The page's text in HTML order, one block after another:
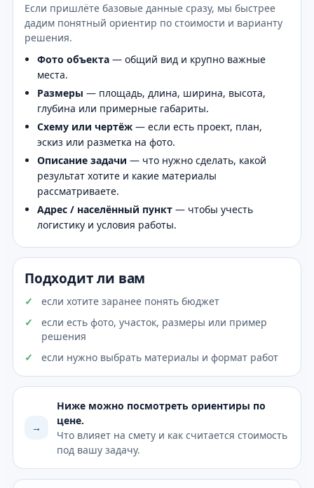
Если пришлёте базовые данные сразу, мы быстрее
дадим понятный ориентир по стоимости и варианту
решения.
Фото объекта — общий вид и крупно важные
места.
Размеры — площадь, длина, ширина, высота,
глубина или примерные габариты.
Схему или чертёж — если есть проект, план,
эскиз или разметка на фото.
Описание задачи — что нужно сделать, какой
результат хотите и какие материалы
рассматриваете.
Адрес / населённый пункт — чтобы учесть
логистику и условия работы.
Подходит ли вам
если хотите заранее понять бюджет
если есть фото, участок, размеры или пример
решения
если нужно выбрать материалы и формат работ
→
Ниже можно посмотреть ориентиры по
цене.
Что влияет на смету и как считается стоимость
под вашу задачу.